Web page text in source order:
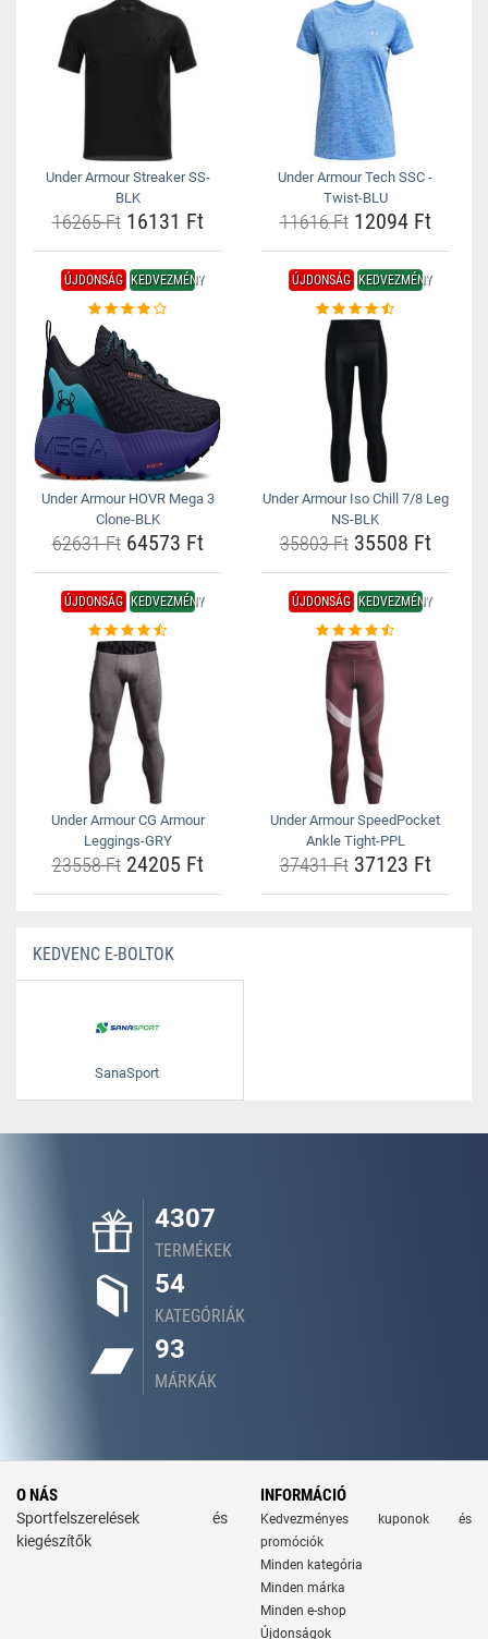
Under Armour Streaker SS-
BLK
16265 Ft16131 Ft
Under Armour Tech SSC -
Twist-BLU
11616 Ft12094 Ft
ÚJDONSÁG KEDVEZMÉNY
Under Armour HOVR Mega 3
Clone-BLK
62631 Ft64573 Ft
ÚJDONSÁG KEDVEZMÉNY
Under Armour Iso Chill 7/8 Leg
NS-BLK
35803 Ft35508 Ft
ÚJDONSÁG KEDVEZMÉNY
Under Armour CG Armour
Leggings-GRY
23558 Ft24205 Ft
ÚJDONSÁG KEDVEZMÉNY
Under Armour SpeedPocket
Ankle Tight-PPL
37431 Ft37123 Ft
KEDVENC E-BOLTOK
SanaSport
4307
TERMÉKEK
54
KATEGÓRIÁK
93
MÁRKÁK
O NÁS
Sportfelszerelések és
kiegészítők
INFORMÁCIÓ
Kedvezményes kuponok és
promóciók
Minden kategória
Minden márka
Minden e-shop
Újdonságok